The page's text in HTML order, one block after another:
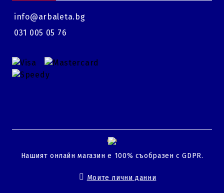
info@arbaleta.bg
031 005 05 76
GDPR
Нашият онлайн магазин е 100% съобразен с GDPR.
Моите лични данни